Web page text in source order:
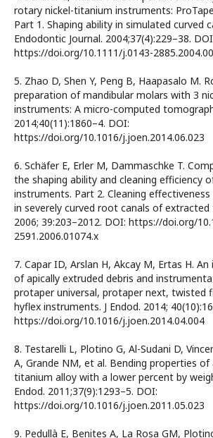
rotary nickel-titanium instruments:
Part 1. Shaping ability in simulated curved
Endodontic Journal. 2004;37(4):229–38.
https://doi.org/10.1111/j.0143-
5. Zhao D, Shen Y, Peng B, Haapasalo M.
preparation of mandibular molars with 3
instruments: A micro-computed
2014;40(11):1860–4. DOI:
https://doi.org/10.1016/j.joen.2014.06.023
6. Schäfer E, Erler M, Dammaschke T.
the shaping ability and cleaning efficiency
instruments. Part 2. Cleaning
in severely curved root canals of extracted
2006; 39:203–2012. DOI: https://doi.org/
2591.2006.01074.x
7. Capar ID, Arslan H, Akcay M, Ertas H.
of apically extruded debris and
protaper universal, protaper next, twisted
hyflex instruments. J Endod. 2014;
https://doi.org/10.1016/j.joen.2014.04.004
8. Testarelli L, Plotino G, Al-Sudani D,
A, Grande NM, et al. Bending properties of
titanium alloy with a lower percent by
Endod. 2011;37(9):1293–5. DOI:
https://doi.org/10.1016/j.joen.2011.05.023
9. Pedullà E, Benites A, La Rosa GM,